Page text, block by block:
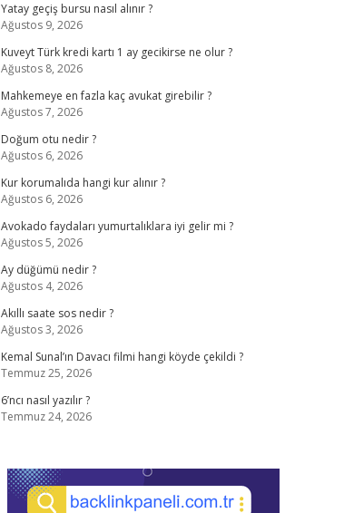
Yatay geçiş bursu nasıl alınır ?
Ağustos 9, 2026
Kuveyt Türk kredi kartı 1 ay gecikirse ne olur ?
Ağustos 8, 2026
Mahkemeye en fazla kaç avukat girebilir ?
Ağustos 7, 2026
Doğum otu nedir ?
Ağustos 6, 2026
Kur korumalıda hangi kur alınır ?
Ağustos 6, 2026
Avokado faydaları yumurtalıklara iyi gelir mi ?
Ağustos 5, 2026
Ay düğümü nedir ?
Ağustos 4, 2026
Akıllı saate sos nedir ?
Ağustos 3, 2026
Kemal Sunal’ın Davacı filmi hangi köyde çekildi ?
Temmuz 25, 2026
6’ncı nasıl yazılır ?
Temmuz 24, 2026